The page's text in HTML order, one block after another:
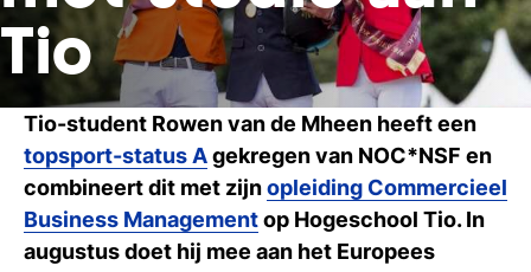
Tio
Tio-student Rowen van de Mheen heeft een
topsport-status Agekregen van NOC*NSF en
combineert dit met zijnopleiding Commercieel
Business Managementop Hogeschool Tio. In
augustus doet hij mee aan het Europees